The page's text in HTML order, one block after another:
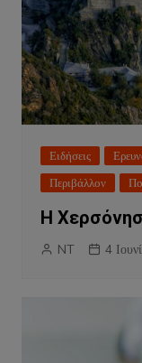
Ειδήσεις
Περιβάλλον
Η
NT 4